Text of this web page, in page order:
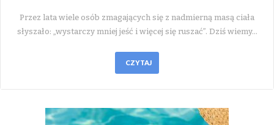
Przez lata wiele osób zmagających się z nadmierną masą ciała
słyszało: „wystarczy mniej jeść i więcej się ruszać”. Dziś wiemy…
CZYTAJ